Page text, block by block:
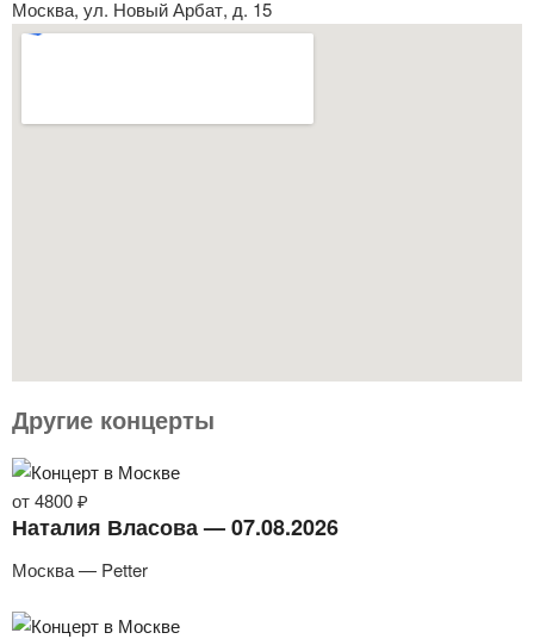
Москва, ул. Новый Арбат, д. 15
Другие концерты
от 4800 ₽
Наталия Власова — 07.08.2026
Москва — Petter